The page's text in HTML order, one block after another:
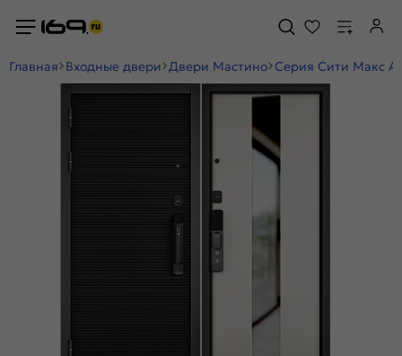
Главная Входные двери Двери Мастино Серия Сити Макс